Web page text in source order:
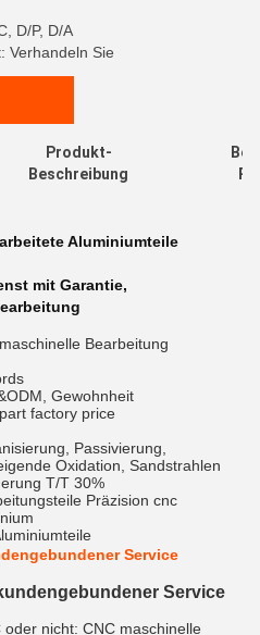
D/P, D/A
Verhandeln Sie
Produkt-
Beschreibung
Aluminiumteile
mit Garantie,
Bearbeitung
Gewohnheit
factory price
Passivierung,
Oxidation, Sandstrahlen
T/T 30%
Präzision cnc
Service
Service
nicht: CNC maschinelle